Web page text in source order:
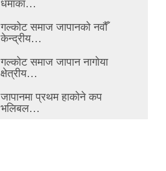
गल्कोट समाज जापानको नवौँ
केन्द्रीय…
गल्कोट समाज जापान नागोया
क्षेत्रीय…
जापानमा प्रथम हाकोने कप
भलिबल…